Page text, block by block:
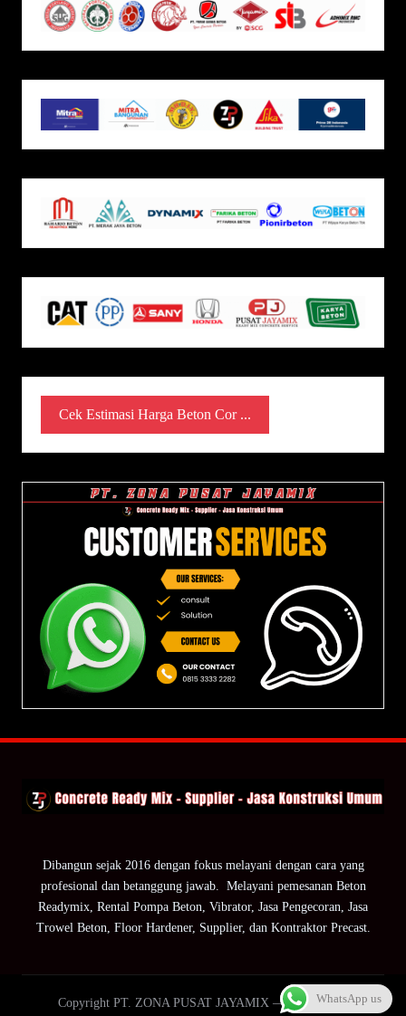
Cek Estimasi Harga Beton Cor ...
Dibangun sejak 2016 dengan fokus melayani dengan cara yang
profesional dan betanggung jawab. Melayani pemesanan Beton
Readymix, Rental Pompa Beton, Vibrator, Jasa Pengecoran, Jasa
Trowel Beton, Floor Hardener, Supplier, dan Kontraktor Precast.
Copyright PT. ZONA PUSAT JAYAMIX — ZPJ Group.WhatsApp us